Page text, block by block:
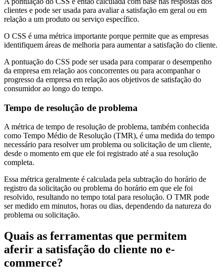
clientes e pode ser usada para avaliar a satisfação em geral ou em
relação a um produto ou serviço específico.
O CSS é uma métrica importante porque permite que as empresas
identifiquem áreas de melhoria para aumentar a satisfação do cliente.
A pontuação do CSS pode ser usada para comparar o desempenho
da empresa em relação aos concorrentes ou para acompanhar o
progresso da empresa em relação aos objetivos de satisfação do
consumidor ao longo do tempo.
Tempo de resolução de problema
A métrica de tempo de resolução de problema, também conhecida
como Tempo Médio de Resolução (TMR), é uma medida do tempo
necessário para resolver um problema ou solicitação de um cliente,
desde o momento em que ele foi registrado até a sua resolução
completa.
Essa métrica geralmente é calculada pela subtração do horário de
registro da solicitação ou problema do horário em que ele foi
resolvido, resultando no tempo total para resolução. O TMR pode
ser medido em minutos, horas ou dias, dependendo da natureza do
problema ou solicitação.
Quais as ferramentas que permitem
aferir a satisfação do cliente no e-
commerce?